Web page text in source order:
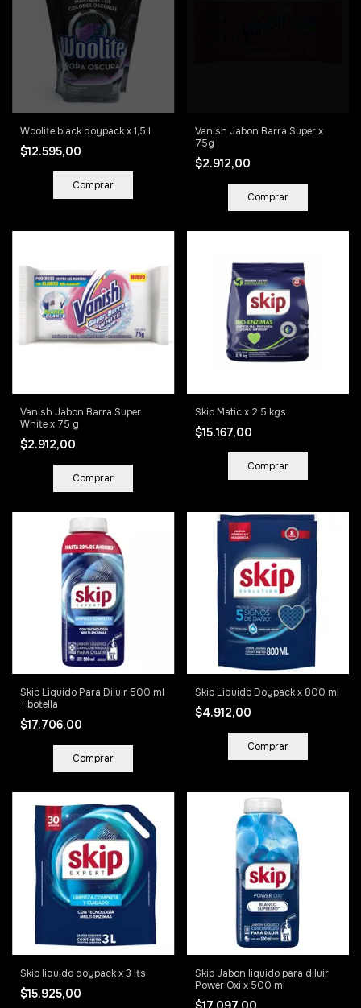
Woolite black doypack x 1,5 l
$12.595,00
Vanish Jabon Barra Super x
75g
$2.912,00
Vanish Jabon Barra Super
White x 75 g
$2.912,00
Skip Matic x 2.5 kgs
$15.167,00
Skip Liquido Para Diluir 500 ml
+ botella
$17.706,00
Skip Liquido Doypack x 800 ml
$4.912,00
Skip liquido doypack x 3 lts
$15.925,00
Skip Jabon liquido para diluir
Power Oxi x 500 ml